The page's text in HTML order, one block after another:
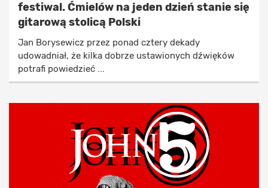
festiwal. Ćmielów na jeden dzień stanie się
gitarową stolicą Polski
Jan Borysewicz przez ponad cztery dekady
udowadniał, że kilka dobrze ustawionych dźwięków
potrafi powiedzieć ...